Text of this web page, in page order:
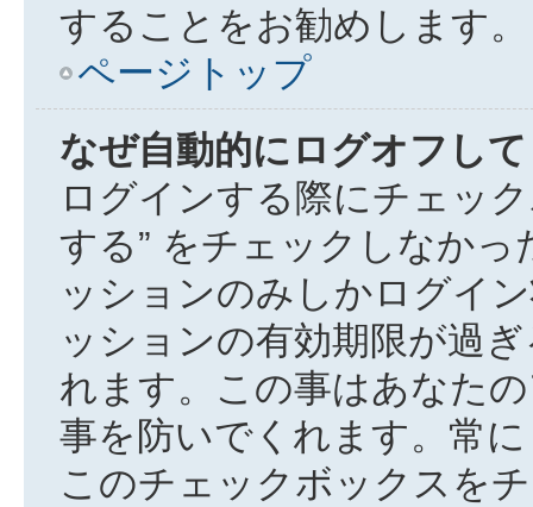
することをお勧めします。
ページトップ
なぜ自動的にログオフし
ログインする際にチェッ
する” をチェックしなか
ッションのみしかログイ
ッションの有効期限が過
れます。この事はあなた
事を防いでくれます。常
このチェックボックスを